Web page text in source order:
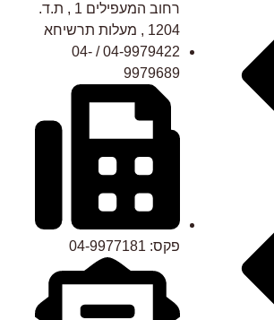
רחוב המעפילים 1 , ת.ד.
1204 , מעלות תרשיחא
04-9979422 / 04-
9979689
פקס: 04-9977181